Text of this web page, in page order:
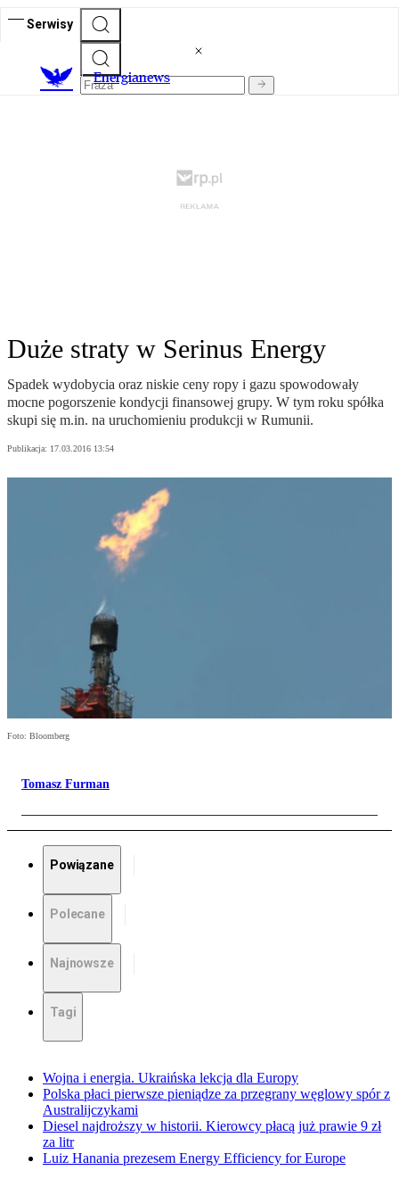
Serwisy
Energianews
Duże straty w Serinus Energy
Spadek wydobycia oraz niskie ceny ropy i gazu spowodowały
mocne pogorszenie kondycji finansowej grupy. W tym roku spółka
skupi się m.in. na uruchomieniu produkcji w Rumunii.
Publikacja: 17.03.2016 13:54
Foto: Bloomberg
Tomasz Furman
Powiązane
Polecane
Najnowsze
Tagi
Wojna i energia. Ukraińska lekcja dla Europy
Polska płaci pierwsze pieniądze za przegrany węglowy spór z
Australijczykami
Diesel najdroższy w historii. Kierowcy płacą już prawie 9 zł
za litr
Luiz Hanania prezesem Energy Efficiency for Europe